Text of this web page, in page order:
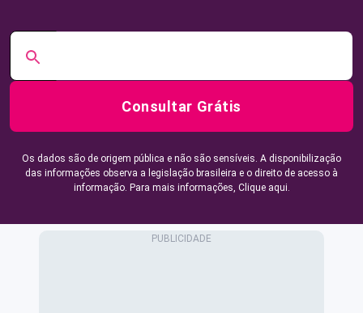
Consultar Grátis
Os dados são de origem pública e não são sensíveis. A disponibilização
das informações observa a legislação brasileira e o direito de acesso à
informação. Para mais informações, Clique aqui.